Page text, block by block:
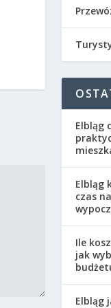
Elbląg
Elbląg
czas
Ile
jak
Elbląg